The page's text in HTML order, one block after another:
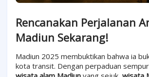
Rencanakan Perjalanan
Madiun Sekarang!
Madiun 2025 membuktikan bahwa ia
kota transit. Dengan perpaduan